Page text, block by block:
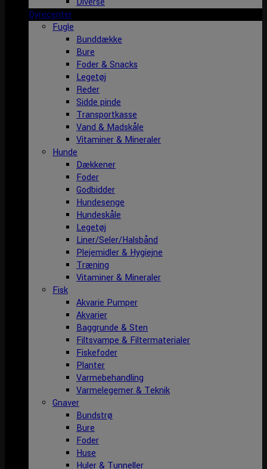
Dyrecenter
Fugle
Bunddække
Bure
Foder & Snacks
Legetøj
Reder
Sidde pinde
Transportkasse
Vand & Madskåle
Vitaminer & Mineraler
Hunde
Dækkener
Foder
Godbidder
Hundesenge
Hundeskåle
Legetøj
Liner/Seler/Halsbånd
Plejemidler & Hygiejne
Træning
Vitaminer & Mineraler
Fisk
Akvarie Pumper
Akvarier
Baggrunde & Sten
Filtsvampe & Filtermaterialer
Fiskefoder
Planter
Varmebehandling
Varmelegemer & Teknik
Gnaver
Bundstrø
Bure
Foder
Huse
Huler & Tunneller